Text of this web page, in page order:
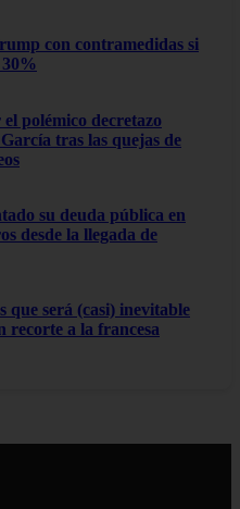
con contramedidas si
polémico decretazo
tras las quejas de
su deuda pública en
desde la llegada de
que será (casi) inevitable
recorte a la francesa